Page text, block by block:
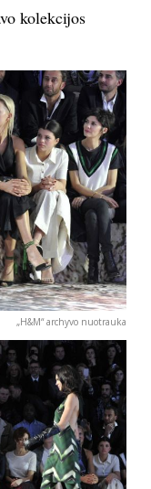
kolekcijos
„H&M“ archyvo nuotrauka